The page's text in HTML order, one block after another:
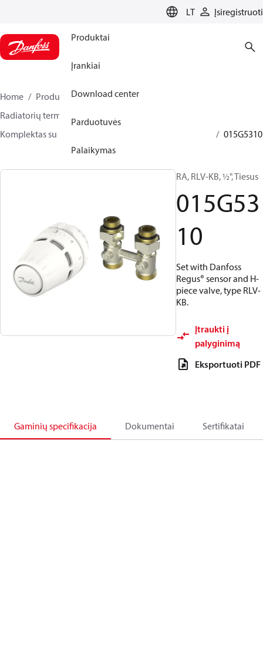
LT Įsiregistruoti
Produktai
Įrankiai
Download center
Parduotuvės
Palaikymas
Home Produktai
Climate Solutions for heating
Radiatorių termostatai
Komplektas su H jungtimi
015G5310
RA, RLV-KB, ½", Tiesus
015G53
10
Set with Danfoss
Regus® sensor and H-
piece valve, type RLV-
KB.
Įtraukti į
palyginimą
Eksportuoti PDF
Gaminių specifikacija Dokumentai Sertifikatai